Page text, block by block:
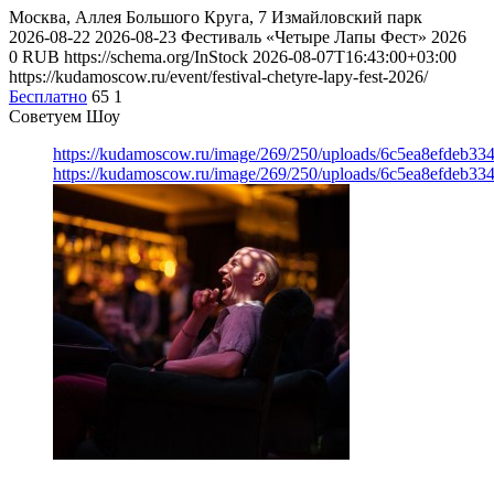
Москва, Аллея Большого Круга, 7 Измайловский парк
2026-08-22 2026-08-23 Фестиваль «Четыре Лапы Фест» 2026
0 RUB https://schema.org/InStock 2026-08-07T16:43:00+03:00
https://kudamoscow.ru/event/festival-chetyre-lapy-fest-2026/
Бесплатно 65 1
Советуем Шоу
https://kudamoscow.ru/image/269/250/uploads/
https://kudamoscow.ru/image/269/250/uploads/